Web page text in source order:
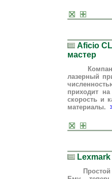
Aficio
мастер
Компания
лазерный
приходит
скорость и
материалы.
Простой